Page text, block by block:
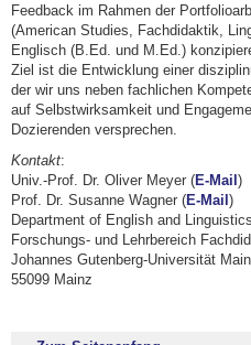
Feedback im Rahmen der
(American Studies, Fachdidaktik,
Englisch (B.Ed. und M.Ed.)
Ziel ist die Entwicklung einer
der wir uns neben fachlichen
auf Selbstwirksamkeit und
Dozierenden versprechen.
Kontakt:
Univ.-Prof. Dr. Oliver Meyer (E-Mail )
Prof. Dr. Susanne Wagner (E-Mail )
Department of English and Linguistics
Forschungs- und Lehrbereich
Johannes Gutenberg-Universität
55099 Mainz